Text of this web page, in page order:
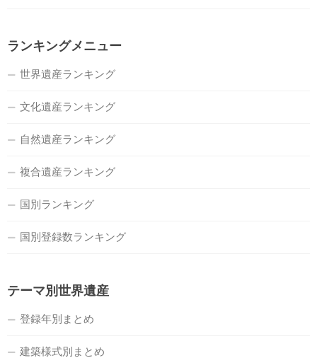
ランキングメニュー
世界遺産ランキング
文化遺産ランキング
自然遺産ランキング
複合遺産ランキング
国別ランキング
国別登録数ランキング
テーマ別世界遺産
登録年別まとめ
建築様式別まとめ